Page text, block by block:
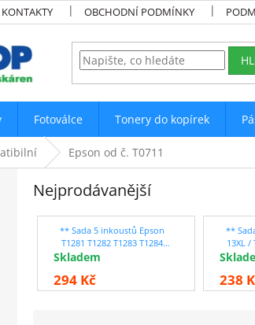
KONTAKTY OBCHODNÍ PODMÍNKY
Fotoválce Tonery do kopírek
Epson od č. T0711
Nejprodávanější
** Sada 5 inkoustů Epson
T1281 T1282 T1283 T1284
kompatibilní - sleva 11 % !!
Skladem
294 Kč
** Sada
13XL /
238